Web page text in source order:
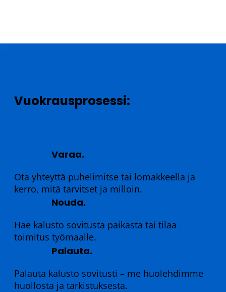
Vuokrausprosessi:
Varaa.
Ota yhteyttä puhelimitse tai lomakkeella ja
kerro, mitä tarvitset ja milloin.
Nouda.
Hae kalusto sovitusta paikasta tai tilaa
toimitus työmaalle.
Palauta.
Palauta kalusto sovitusti – me huolehdimme
huollosta ja tarkistuksesta.